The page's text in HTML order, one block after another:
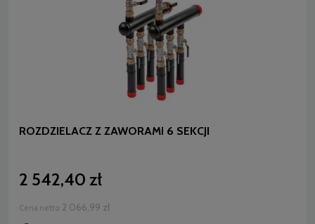
ROZDZIELACZ Z ZAWORAMI 6 SEKCJI
2 542,40 zł
Cena netto: 2 066,99 zł